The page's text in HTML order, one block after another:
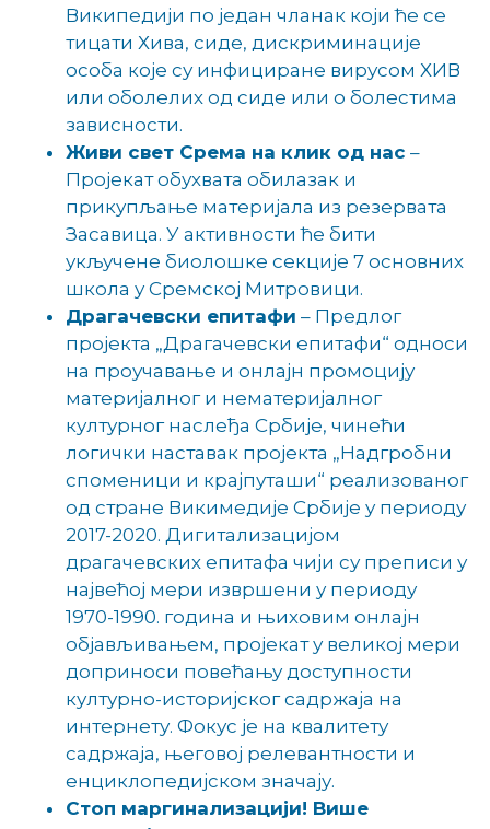
Википедији по један чланак који ће се
тицати Хива, сиде, дискриминације
особа које су инфициране вирусом ХИВ
или оболелих од сиде или о болестима
зависности.
Живи свет Срема на клик од нас –
Пројекат обухвата обилазак и
прикупљање материјала из резервата
Засавица. У активности ће бити
укључене биолошке секције 7 основних
школа у Сремској Митровици.
Драгачевски епитафи – Предлог
пројекта „Драгачевски епитафи“ односи
на проучавање и онлајн промоцију
материјалног и нематеријалног
културног наслеђа Србије, чинећи
логички наставак пројекта „Надгробни
споменици и крајпуташи“ реализованог
од стране Викимедије Србије у периоду
2017-2020. Дигитализацијом
драгачевских епитафа чији су преписи у
највећој мери извршени у периоду
1970-1990. година и њиховим онлајн
објављивањем, пројекат у великој мери
доприноси повећању доступности
културно-историјског садржаја на
интернету. Фокус је на квалитету
садржаја, његовој релевантности и
енциклопедијском значају.
Стоп маргинализацији! Више